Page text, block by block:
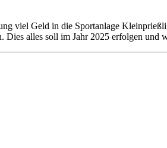
viel Geld in die Sportanlage
Dies alles soll im Jahr 2025 erfolgen